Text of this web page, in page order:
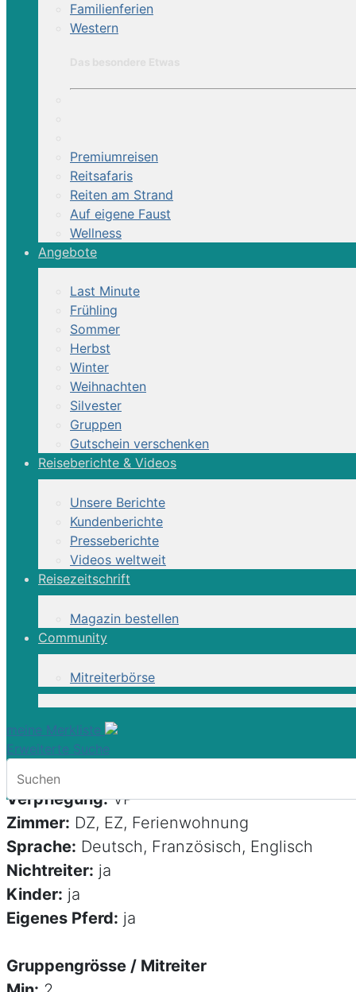
Familienferien
Western
Premiumreisen
Reitsafaris
Reiten am Strand
Auf eigene Faust
Wellness
Angebote
Last Minute
Frühling
Sommer
Herbst
Winter
Weihnachten
Silvester
Gruppen
Gutschein verschenken
Reiseberichte & Videos
Unsere Berichte
Kundenberichte
Presseberichte
Videos weltweit
Reisezeitschrift
Magazin bestellen
Community
Mitreiterbörse
meine Merkliste
Erweiterte Suche
Reiterhof |
Spitzige Ausritte und
Kurzinformation
Webcode: BURSTA
Programmart:Reiterhof
Reisezeit:Mär-Okt
Unterkunft:
Verpflegung:VP
Zimmer: DZ, EZ, Ferienwohnung
Sprache: Deutsch, Französisch, Englisch
Nichtreiter: ja
Kinder: ja
Eigenes Pferd: ja
Gruppengrösse / Mitreiter